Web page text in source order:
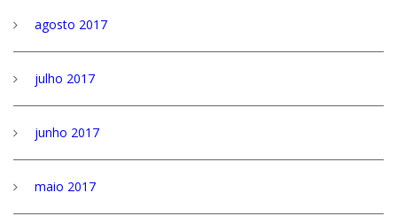
agosto 2017
julho 2017
junho 2017
maio 2017